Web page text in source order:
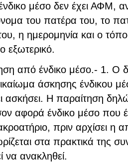
μέσο δεν έχει ΑΦΜ,
του πατέρα του, το
η ημερομηνία και ο
εξωτερικό.
από ένδικο μέσο.- 1. Ο
άσκησης ένδικου
ασκήσει. Η παραίτηση
αφορά ένδικο μέσο που
πριν αρχίσει η
στα πρακτικά της
να ανακληθεί.